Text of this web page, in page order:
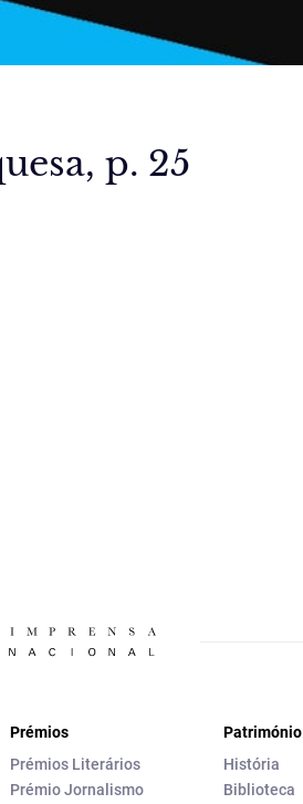
p. 25
Prémios
Prémios Literários
Prémio Jornalismo
Património
História
Biblioteca